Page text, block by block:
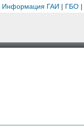
Информация ГАИ | ГБО|